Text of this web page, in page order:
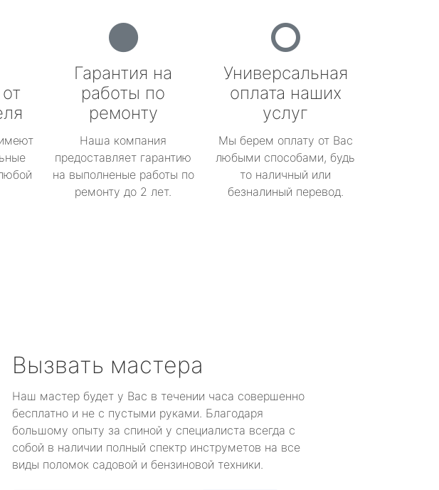
Гарантия на
работы по
ремонту
Наша компания
предоставляет гарантию
на выполненые работы по
ремонту до 2 лет.
Универсальная
оплата наших
услуг
Мы берем оплату от Вас
любыми способами, будь
то наличный или
безналиный перевод.
Вызвать мастера
Наш мастер будет у Вас в течении часа совершенно
бесплатно и не с пустыми руками. Благодаря
большому опыту за спиной у специалиста всегда с
собой в наличии полный спектр инструметов на все
виды поломок садовой и бензиновой техники.